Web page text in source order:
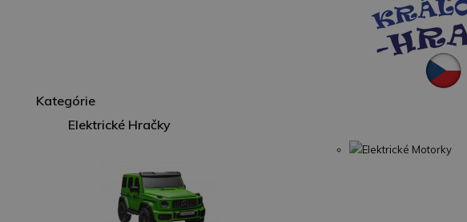
Kategórie
Elektrické Hračky
Elektrické Motorky